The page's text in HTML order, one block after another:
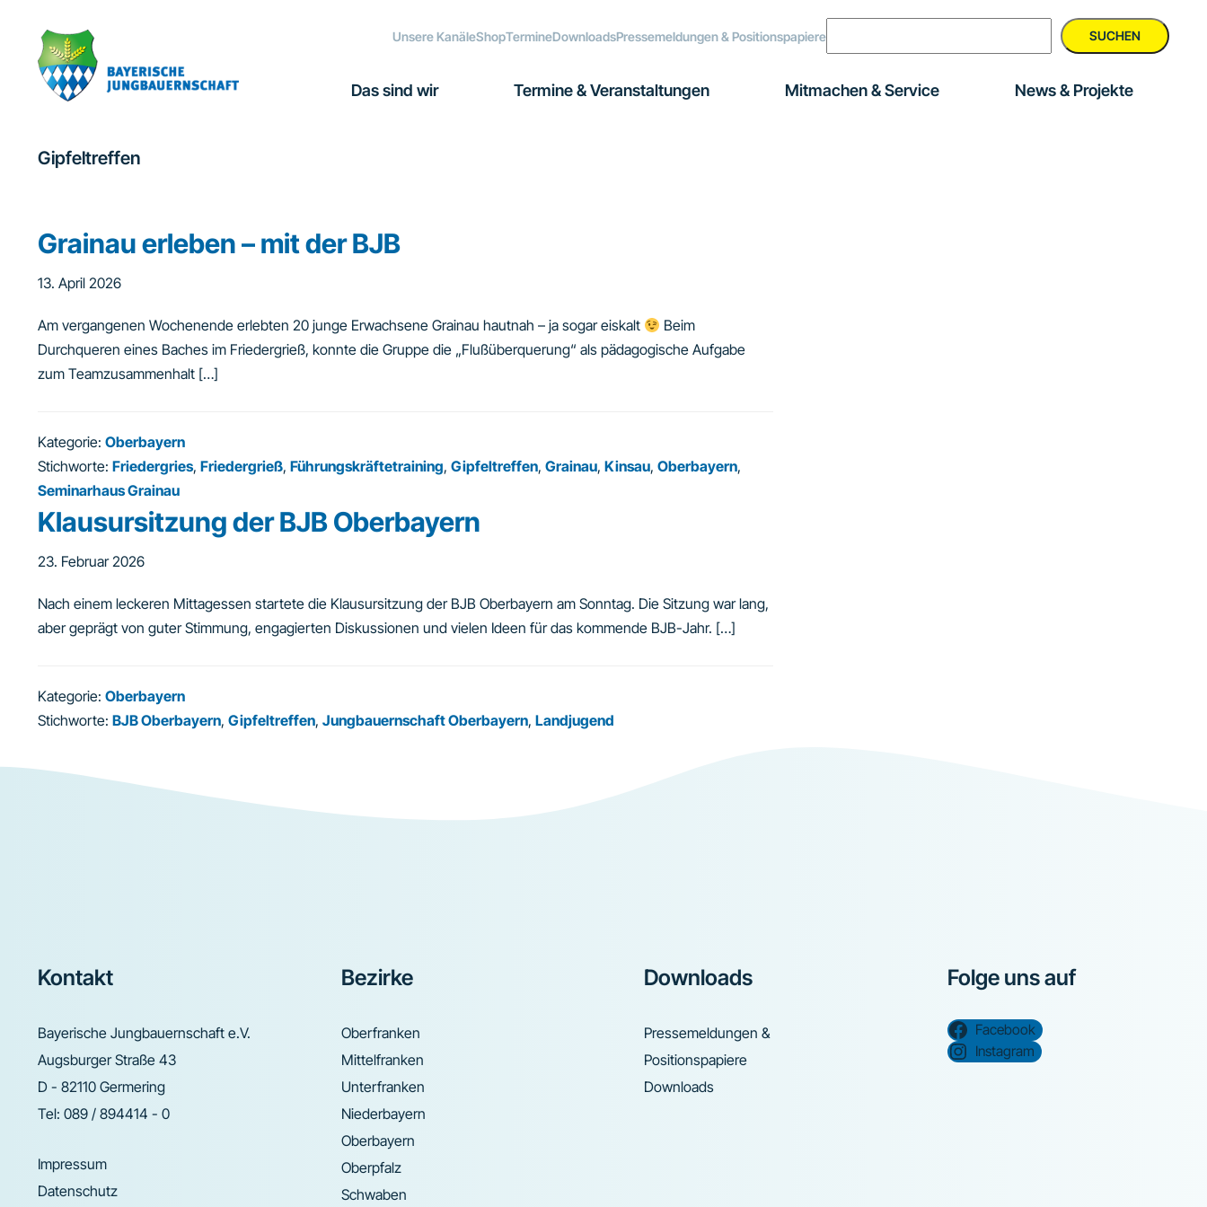
Hauptnavigation
springen
springen
Fußzeile
springen
Unsere KanäleShopTermineDownloadsPressemeldungen & Positionspapiere SUCHEN
Das sind wir Termine & Veranstaltungen Mitmachen & Service News & Projekte
Gipfeltreffen
Grainau erleben – mit der BJB
13. April 2026
Am vergangenen Wochenende erlebten 20 junge Erwachsene Grainau hautnah – ja sogar eiskalt
Beim
Durchqueren eines Baches im Friedergrieß, konnte die Gruppe die „Flußüberquerung“ als pädagogische Aufgabe
zum Teamzusammenhalt […]
Kategorie: Oberbayern
Stichworte: Friedergries, Friedergrieß, Führungskräftetraining, Gipfeltreffen, Grainau, Kinsau, Oberbayern,
Seminarhaus Grainau
Klausursitzung der BJB Oberbayern
23. Februar 2026
Nach einem leckeren Mittagessen startete die Klausursitzung der BJB Oberbayern am Sonntag. Die Sitzung war lang,
aber geprägt von guter Stimmung, engagierten Diskussionen und vielen Ideen für das kommende BJB-Jahr. […]
Kategorie: Oberbayern
Stichworte: BJB Oberbayern, Gipfeltreffen, Jungbauernschaft Oberbayern, Landjugend
Footer
Kontakt
Bayerische Jungbauernschaft e.V.
Augsburger Straße 43
D - 82110 Germering
Tel: 089 / 894414 - 0
Impressum
Datenschutz
Bezirke
Oberfranken
Mittelfranken
Unterfranken
Niederbayern
Oberbayern
Oberpfalz
Schwaben
Downloads
Pressemeldungen &
Positionspapiere
Downloads
Folge uns auf
Facebook
Instagram